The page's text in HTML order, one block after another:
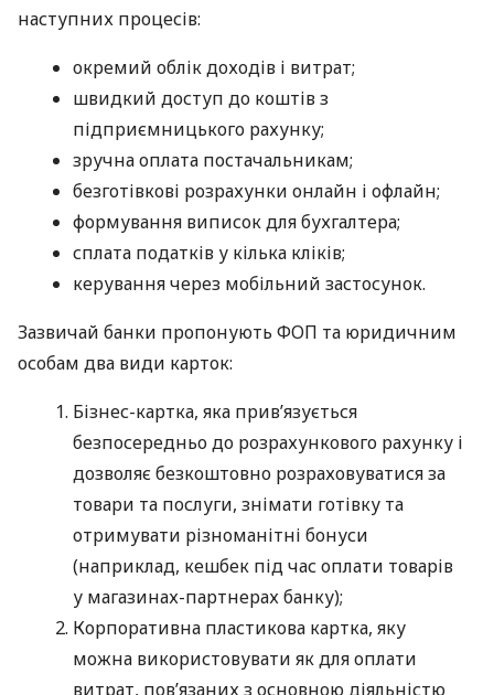
наступних процесів:
окремий облік доходів і витрат;
швидкий доступ до коштів з
підприємницького рахунку;
зручна оплата постачальникам;
безготівкові розрахунки онлайн і офлайн;
формування виписок для бухгалтера;
сплата податків у кілька кліків;
керування через мобільний застосунок.
Зазвичай банки пропонують ФОП та юридичним
особам два види карток:
Бізнес-картка, яка прив’язується
безпосередньо до розрахункового рахунку і
дозволяє безкоштовно розраховуватися за
товари та послуги, знімати готівку та
отримувати різноманітні бонуси
(наприклад, кешбек під час оплати товарів
у магазинах-партнерах банку);
Корпоративна пластикова картка, яку
можна використовувати як для оплати
витрат, пов’язаних з основною діяльністю